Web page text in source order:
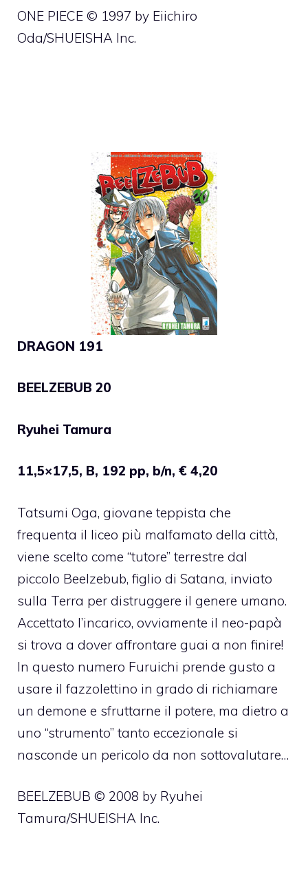
ONE PIECE © 1997 by Eiichiro
Oda/SHUEISHA Inc.
DRAGON 191
BEELZEBUB 20
Ryuhei Tamura
11,5×17,5, B, 192 pp, b/n, € 4,20
Tatsumi Oga, giovane teppista che
frequenta il liceo più malfamato della città,
viene scelto come “tutore” terrestre dal
piccolo Beelzebub, figlio di Satana, inviato
sulla Terra per distruggere il genere umano.
Accettato l’incarico, ovviamente il neo-papà
si trova a dover affrontare guai a non finire!
In questo numero Furuichi prende gusto a
usare il fazzolettino in grado di richiamare
un demone e sfruttarne il potere, ma dietro a
uno “strumento” tanto eccezionale si
nasconde un pericolo da non sottovalutare…
BEELZEBUB © 2008 by Ryuhei
Tamura/SHUEISHA Inc.